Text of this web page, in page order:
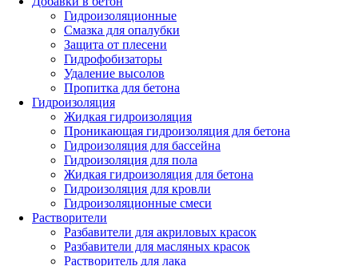
Гидроизоляционные
Смазка для опалубки
Защита от плесени
Гидрофобизаторы
Удаление высолов
Пропитка для бетона
Гидроизоляция
Жидкая гидроизоляция
Проникающая гидроизоляция для бетона
Гидроизоляция для бассейна
Гидроизоляция для пола
Жидкая гидроизоляция для бетона
Гидроизоляция для кровли
Гидроизоляционные смеси
Растворители
Разбавители для акриловых красок
Разбавители для масляных красок
Растворитель для лака